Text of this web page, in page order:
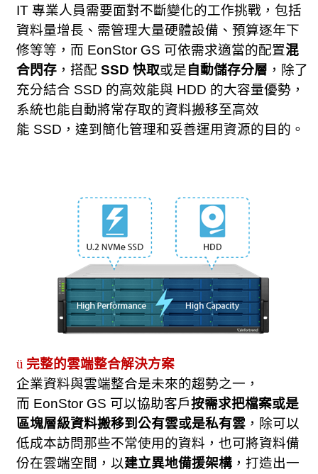
IT 專業人員需要面對不斷變化的工作挑戰，包括
資料量增長、需管理大量硬體設備、預算逐年下
修等等，而 EonStor GS 可依需求適當的配置混
合閃存，搭配 SSD 快取或是自動儲存分層 ，除了
充分結合 SSD 的高效能與 HDD 的大容量優勢，
系統也能自動將常存取的資料搬移至高效
能 SSD ，達到簡化管理和妥善運用資源的目的。
ü 完整的雲端整合解決方案
企業資料與雲端整合是未來的趨勢之一，
而 EonStor GS 可以協助客戶按需求把檔案或是
區塊層級資料搬移到公有雲或是私有雲，除可以
低成本訪問那些不常使用的資料，也可將資料備
份在雲端空間，以建立異地備援架構，打造出一